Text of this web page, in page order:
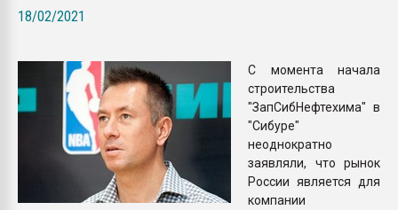
ПЕРЕЙТИ НА
18/02/2021
С момента начала
строительства
"ЗапСибНефтехима" в
"Сибуре"
неоднократно
заявляли, что рынок
России является для
компании